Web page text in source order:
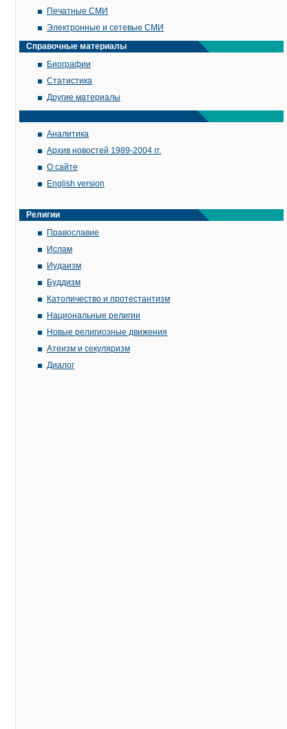
Печатные СМИ
Электронные и сетевые СМИ
Справочные материалы
Биографии
Статистика
Другие материалы
Аналитика
Архив новостей 1989-2004 гг.
О сайте
English version
Религии
Православие
Ислам
Иудаизм
Буддизм
Католичество и протестантизм
Национальные религии
Новые религиозные движения
Атеизм и секуляризм
Диалог